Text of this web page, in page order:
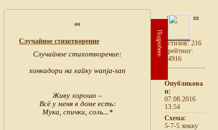
oo
Случайное стихотворение
Случайное стихотворение:
хонкадори на хайку wanja-san
Живу хорошо –
Всё у меня в доме есть:
Мука, спички, соль...*
Подробнее
oo
cтихов: 216
рейтинг:
4916
Опубликова
н:
07.08.2016
13:54
Схема:
5-7-5 хокку